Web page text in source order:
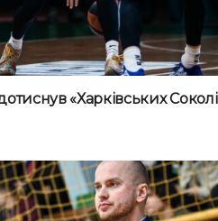
«Харківських